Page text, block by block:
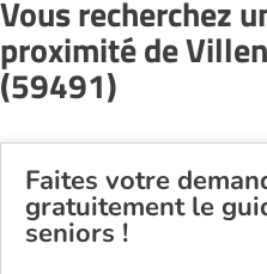
Vous recherchez
proximité de
(59491)
Faites votre
gratuitement le
seniors !